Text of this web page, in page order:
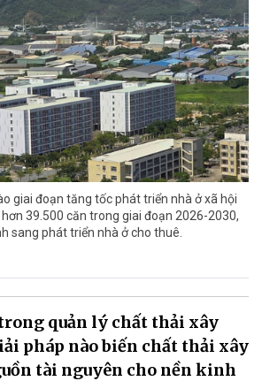
giai đoạn tăng tốc phát triển nhà ở xã hội
39.500 căn trong giai đoạn 2026-2030,
sang phát triển nhà ở cho thuê.
quản lý chất thải xây
pháp nào biến chất thải xây
tài nguyên cho nền kinh